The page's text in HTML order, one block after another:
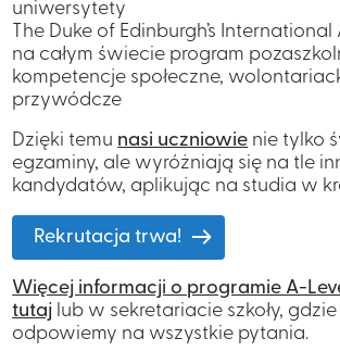
uniwersytety
The Duke of Edinburgh’s International
na całym świecie program
kompetencje społeczne,
przywódcze
Dzięki temu nasi uczniowie nie tylko
egzaminy, ale wyróżniają się na tle
kandydatów, aplikując na studia w
Rekrutacja trwa!
Więcej informacji o programie A-
tutaj lub w sekretariacie szkoły,
odpowiemy na wszystkie pytania.